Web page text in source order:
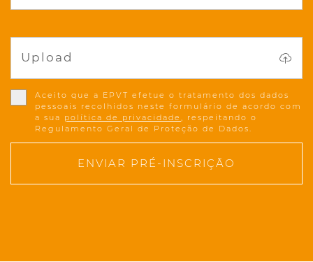
Upload
Aceito que a EPVT efetue o tratamento dos dados
pessoais recolhidos neste formulário de acordo com
a sua política de privacidade , respeitando o
Regulamento Geral de Proteção de Dados.
ENVIAR PRÉ-INSCRIÇÃO